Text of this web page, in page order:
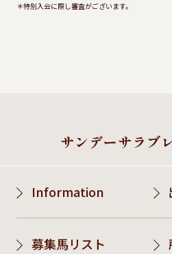
＊特別入会に際し審査がございます。
サンデーサラブ
Information
募集馬リスト